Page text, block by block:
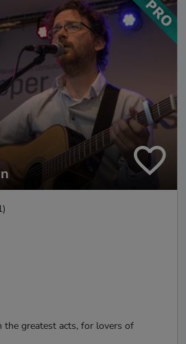
the greatest acts, for lovers of